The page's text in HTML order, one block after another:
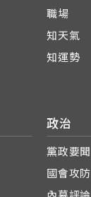
職場
知天氣
知運勢
政治
黨政要聞
國會攻防